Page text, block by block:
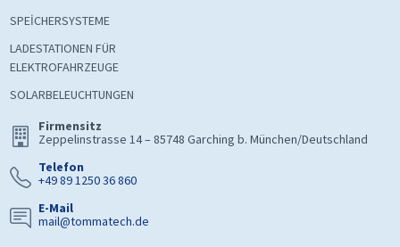
SPEİCHERSYSTEME
LADESTATIONEN FÜR
ELEKTROFAHRZEUGE
SOLARBELEUCHTUNGEN
Firmensitz
Zeppelinstrasse 14 – 85748 Garching b. München/Deutschland
Telefon
+49 89 1250 36 860
E-Mail
mail@tommatech.de